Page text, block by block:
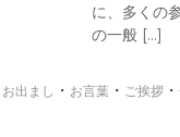
に、多くの
の一般 […]
お出まし ・ お言葉 ・ ご挨拶 ・